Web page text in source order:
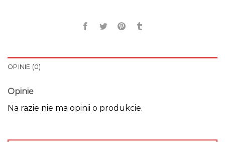
OPINIE (0)
Opinie
Na razie nie ma opinii o produkcie.